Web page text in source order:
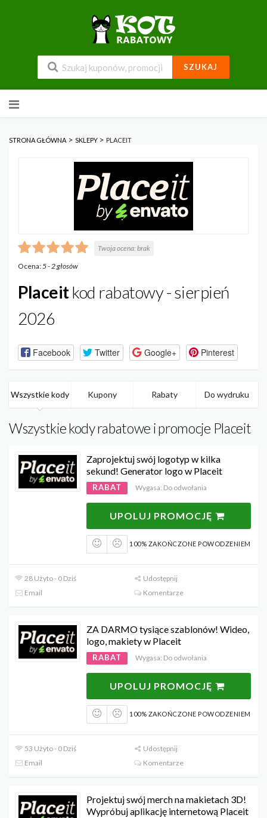
SZUKAJ
do
STRONA GŁÓWNA > SKLEPY > PLACEIT
Twoja ocena:brak
Ocena:5-2głosów
Placeitkod rabatowy - sierpień
2026
Facebook Twitter Google+ Pinterest
Wszystkie kody Kupony Rabaty Do wydruku
Wszystkie kody rabatowe i promocje Placeit
Zaprojektuj swój logotyp w kilka
sekund! Generator logo w Placeit
RABAT Wygasa: Do odwołania
UPOLUJ PROMOCJĘ
100% ZAKOŃCZONE POWODZENIEM
28 Użyto - 0 Dziś
Udostępnij
Email
Komentarze
ZA DARMO tysiące szablonów! Wideo,
logo, makiety w Placeit
RABAT Wygasa: Do odwołania
UPOLUJ PROMOCJĘ
100% ZAKOŃCZONE POWODZENIEM
53 Użyto - 0 Dziś
Udostępnij
Email
Komentarze
Projektuj swój merch na makietach 3D!
Wypróbuj aplikację internetową Placeit